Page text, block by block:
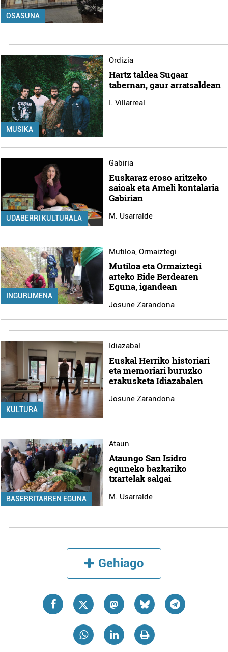
OSASUNA
MUSIKA
Ordizia
Hartz taldea Sugaar
tabernan, gaur arratsaldean
I. Villarreal
UDABERRI KULTURALA
Gabiria
Euskaraz eroso aritzeko
saioak eta Ameli kontalaria
Gabirian
M. Usarralde
INGURUMENA
Mutiloa, Ormaiztegi
Mutiloa eta Ormaiztegi
arteko Bide Berdearen
Eguna, igandean
Josune Zarandona
KULTURA
Idiazabal
Euskal Herriko historiari
eta memoriari buruzko
erakusketa Idiazabalen
Josune Zarandona
BASERRITARREN EGUNA
Ataun
Ataungo San Isidro
eguneko bazkariko
txartelak salgai
M. Usarralde
Gehiago